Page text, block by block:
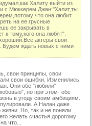
Халиту выйти из
с Мюккерем.Джан:"Халит,ты
что она любит
на ее грусные
ее закрывать в
к тому,кого она любят".
актеры свои
Будем ждать новых с ними
свои принципы, свои
свои ошибки. Изменились.
Они обе "любили"
но при этом- обе
в угоду своим амбициям.
А Налан даже
Но, так и не поняли
желать счастья дорогому
что...